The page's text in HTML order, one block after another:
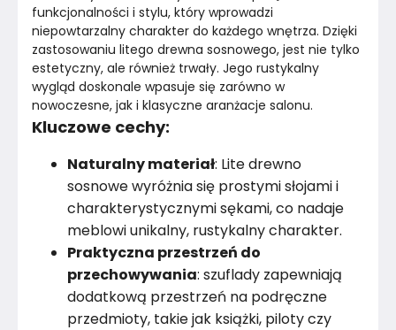
Marka
Montaż Złożony
funkcjonalności i stylu, który wprowadzi
niepowtarzalny charakter do każdego wnętrza. Dzięki
zastosowaniu litego drewna sosnowego, jest nie tylko
estetyczny, ale również trwały. Jego rustykalny
wygląd doskonale wpasuje się zarówno w
nowoczesne, jak i klasyczne aranżacje salonu.
Kluczowe cechy:
Naturalny materiał: Lite drewno
sosnowe wyróżnia się prostymi słojami i
charakterystycznymi sękami, co nadaje
meblowi unikalny, rustykalny charakter.
Praktyczna przestrzeń do
przechowywania: szuflady zapewniają
dodatkową przestrzeń na podręczne
przedmioty, takie jak książki, piloty czy